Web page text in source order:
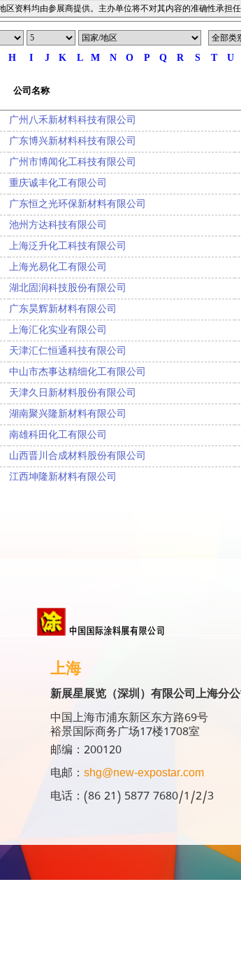
上海
新展星展览（深圳）有限公司上海分
中国上海市浦东新区东方路69号
裕景国际商务广场17楼1708室
邮编：200120
电邮： shg@new-expostar.com
电话：(86 21) 5877 7680/1/2/3